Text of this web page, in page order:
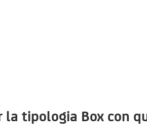
tipologia Box con